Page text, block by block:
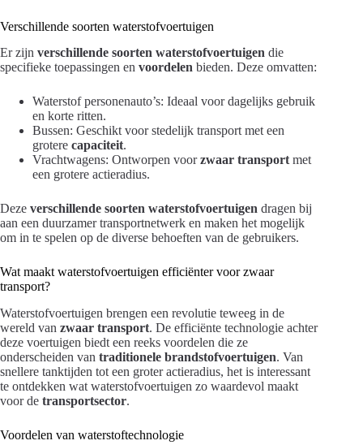
Verschillende soorten waterstofvoertuigen
Er zijn verschillende soorten waterstofvoertuigen die
specifieke toepassingen en voordelen bieden. Deze omvatten:
Waterstof personenauto’s: Ideaal voor dagelijks gebruik
en korte ritten.
Bussen: Geschikt voor stedelijk transport met een
grotere capaciteit.
Vrachtwagens: Ontworpen voorzwaar transport met
een grotere actieradius.
Deze verschillende soorten waterstofvoertuigen dragen bij
aan een duurzamer transportnetwerk en maken het mogelijk
om in te spelen op de diverse behoeften van de gebruikers.
Wat maakt waterstofvoertuigen efficiënter voor zwaar
transport?
Waterstofvoertuigen brengen een revolutie teweeg in de
wereld van zwaar transport. De efficiënte technologie achter
deze voertuigen biedt een reeks voordelen die ze
onderscheiden van traditionele brandstofvoertuigen. Van
snellere tanktijden tot een groter actieradius, het is interessant
te ontdekken wat waterstofvoertuigen zo waardevol maakt
voor de transportsector.
Voordelen van waterstoftechnologie